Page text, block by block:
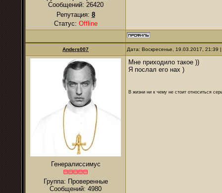
Сообщений: 26420
Репутация: 8
Статус: Offline
Anders007 Дата: Воскресенье, 19.03.2017,
Генералиссимус
Группа: Проверенные
Сообщений: 4980
Мне приходило такое ))
Я послал его нах )
В жизни ни к чему не стоит относиться